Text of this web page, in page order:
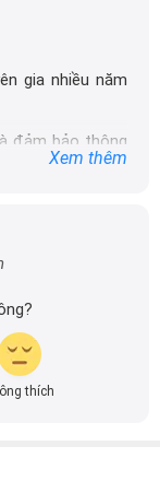
gia nhiều năm
đảm bảo thông
thường
Xem thêm
thích